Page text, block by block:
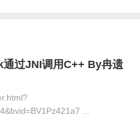
过JNI调用C++ By冉遗
...